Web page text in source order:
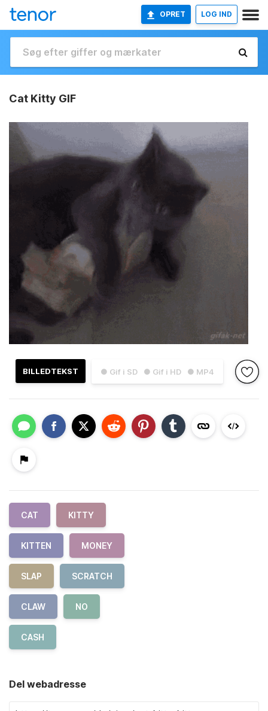
OPRET LOG IND
Cat Kitty GIF
● Gif i SD ● Gif i HD ● MP4
BILLEDTEKST
CAT KITTY
KITTEN MONEY
SLAP SCRATCH
CLAW NO
CASH
Del webadresse